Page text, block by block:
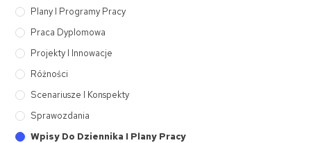
Plany I Programy Pracy
Praca Dyplomowa
Projekty I Innowacje
Różności
Scenariusze I Konspekty
Sprawozdania
Wpisy Do Dziennika I Plany Pracy